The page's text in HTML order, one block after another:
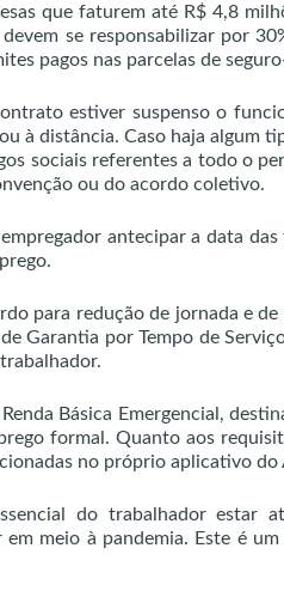
que faturem até R$ 4,8
se responsabilizar por
pagos nas parcelas de
estiver suspenso o
à distância. Caso haja algum
sociais referentes a todo o
ou do acordo coletivo.
antecipar a data
para redução de jornada e
Garantia por Tempo de
Básica Emergencial,
formal. Quanto aos
no próprio aplicativo
do trabalhador estar
em meio à pandemia. Este é